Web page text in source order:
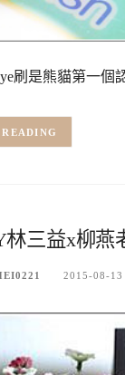
刷是熊貓第一
林三益x柳
2015-08-13